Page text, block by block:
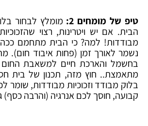
טיפ של מומחים 2:
מומלץ לבחור
הבית. אם יש ויטרינות, רצוי
מבודדות! למה? כי הבית מתחמם ככה
נשמר לאורך זמן (פחות איבוד חום).
בחשמל והארכת חיים למשאבת החום
מתאמצת.. חוץ מזה, תכנון של בית
בלוק מבודד וזכוכיות מבודדות, שומר
קבועה, חוסך לכם אנרגיה (והרבה כסף)